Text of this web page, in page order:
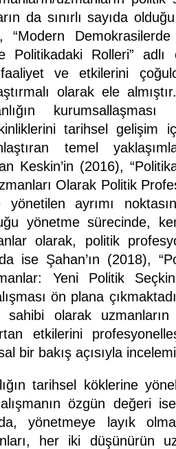
da sınırlı sayıda
“Modern
Rolleri” adlı
ve etkilerini
olarak ele
kurumsallaşması
tarihsel gelişim
temel
Keskin’in (2016),
Olarak Politik
ayrımı
yönetme sürecinde,
olarak, politik
ise Şahan’ın (2018),
Yeni Politik
ön plana
olarak uzmanların
etkilerini
bir bakış açısıyla
tarihsel köklerine
özgün değeri
yönetmeye layık
her iki düşünürün